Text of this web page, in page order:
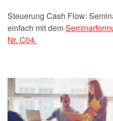
Steuerung Cash Flow:
einfach mit dem
Nr. C04.